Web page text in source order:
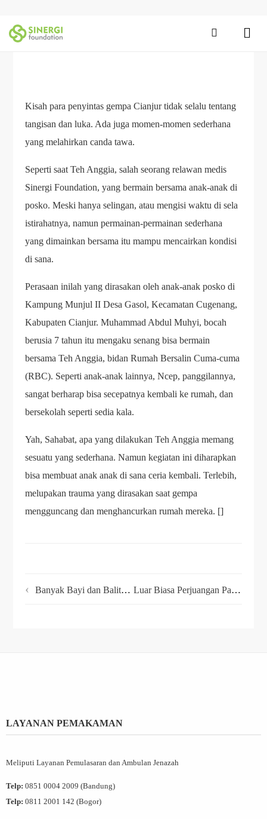
Kisah para penyintas gempa Cianjur tidak selalu tentang
tangisan dan luka. Ada juga momen-momen sederhana
yang melahirkan canda tawa.
Seperti saat Teh Anggia, salah seorang relawan medis
Sinergi Foundation, yang bermain bersama anak-anak di
posko. Meski hanya selingan, atau mengisi waktu di sela
istirahatnya, namun permainan-permainan sederhana
yang dimainkan bersama itu mampu mencairkan kondisi
di sana.
Perasaan inilah yang dirasakan oleh anak-anak posko di
Kampung Munjul II Desa Gasol, Kecamatan Cugenang,
Kabupaten Cianjur. Muhammad Abdul Muhyi, bocah
berusia 7 tahun itu mengaku senang bisa bermain
bersama Teh Anggia, bidan Rumah Bersalin Cuma-cuma
(RBC). Seperti anak-anak lainnya, Ncep, panggilannya,
sangat berharap bisa secepatnya kembali ke rumah, dan
bersekolah seperti sedia kala.
Yah, Sahabat, apa yang dilakukan Teh Anggia memang
sesuatu yang sederhana. Namun kegiatan ini diharapkan
bisa membuat anak anak di sana ceria kembali. Terlebih,
melupakan trauma yang dirasakan saat gempa
mengguncang dan menghancurkan rumah mereka. []
Banyak Bayi dan Balita Terdampak Gempa, RBC Salurkan Makanan Bayi di Kampung Munjul I, Kab. Cianjur Luar Biasa Perjuangan Pak Ismayadi dan Bu Yani dalam Penuhi Kebutuhan Keluarga
LAYANAN PEMAKAMAN
Meliputi Layanan Pemulasaran dan Ambulan Jenazah
Telp: 0851 0004 2009 (Bandung)
Telp: 0811 2001 142 (Bogor)